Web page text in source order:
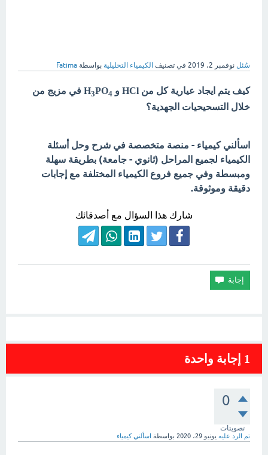
سُئل نوفمبر 2، 2019 في تصنيف الكيمياء التحليلية بواسطة Fatima
كيف يتم ايجاد عيارية كل من HCl و H 3PO4
في مزيج من
خلال التسحيحيات الجهدية؟
اسألني كيمياء - منصة متخصصة في شرح وحل أسئلة
الكيمياء لجميع المراحل (ثانوي - جامعة) بطريقة سهلة
ومبسطة وفي جميع فروع الكيمياء المختلفة مع إجابات
دقيقة وموثوقة.
شارك هذا السؤال مع أصدقائك
1 إجابة واحدة
0
تصويتات
تم الرد عليه يونيو 29، 2020 بواسطة اسألني كيمياء